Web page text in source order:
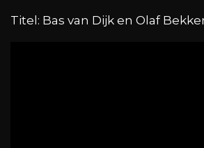
Titel: Bas van Dijk en Olaf